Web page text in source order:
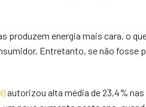
produzem energia mais cara, o
Entretanto, se não fosse
autorizou alta média de 23,4%